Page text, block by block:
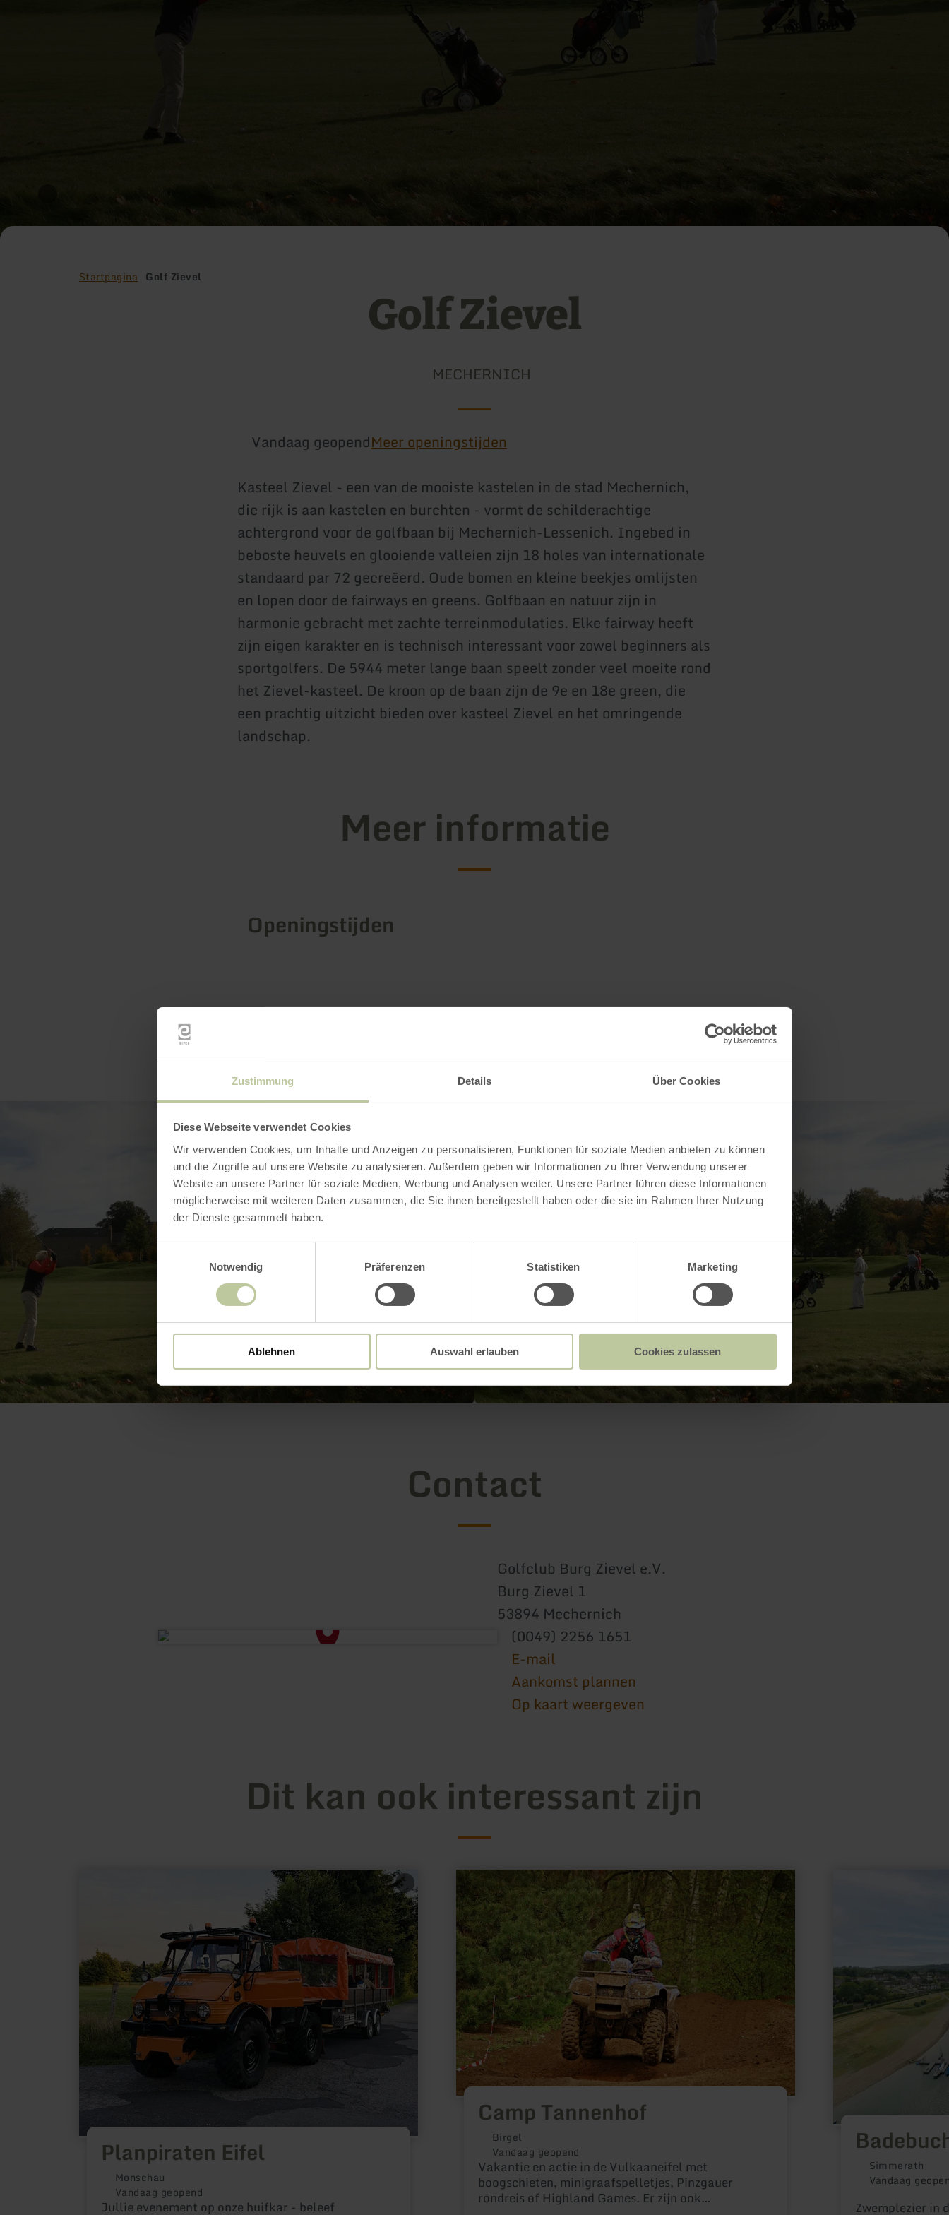
Zustimmung Details Über Cookies
Diese Webseite verwendet Cookies
Wir verwenden Cookies, um Inhalte und Anzeigen zu personalisieren, Funktionen für soziale Medien anbieten zu können
und die Zugriffe auf unsere Website zu analysieren. Außerdem geben wir Informationen zu Ihrer Verwendung unserer
Website an unsere Partner für soziale Medien, Werbung und Analysen weiter. Unsere Partner führen diese Informationen
möglicherweise mit weiteren Daten zusammen, die Sie ihnen bereitgestellt haben oder die sie im Rahmen Ihrer Nutzung
der Dienste gesammelt haben.
Notwendig
Präferenzen Statistiken Marketing
Ablehnen Auswahl erlauben Cookies zulassen
Startpagina Golf Zievel
Golf Zievel
MECHERNICH
Vandaag geopendMeer openingstijden
Kasteel Zievel - een van de mooiste kastelen in de stad Mechernich,
die rijk is aan kastelen en burchten - vormt de schilderachtige
achtergrond voor de golfbaan bij Mechernich-Lessenich. Ingebed in
beboste heuvels en glooiende valleien zijn 18 holes van internationale
standaard par 72 gecreëerd. Oude bomen en kleine beekjes omlijsten
en lopen door de fairways en greens. Golfbaan en natuur zijn in
harmonie gebracht met zachte terreinmodulaties. Elke fairway heeft
zijn eigen karakter en is technisch interessant voor zowel beginners als
sportgolfers. De 5944 meter lange baan speelt zonder veel moeite rond
het Zievel-kasteel. De kroon op de baan zijn de 9e en 18e green, die
een prachtig uitzicht bieden over kasteel Zievel en het omringende
landschap.
Meer informatie
Openingstijden
Impressies
Contact
Golfclub Burg Zievel e.V.
Burg Zievel 1
53894 Mechernich
(0049) 2256 1651
E-mail
Aankomst plannen
Op kaart weergeven
Dit kan ook interessant zijn
Planpiraten Eifel
Monschau
Vandaag geopend
Jullie evenement op onze huifkar - beleef
Camp Tannenhof
Birgel
Vandaag geopend
Vakantie en actie in de Vulkaaneifel met
boogschieten, minigraafspelletjes, Pinzgauer
rondreis of Highland Games. Er zijn ook
meer
informatie
over:
Camp
Tannenhof
Simmerath
Vandaag
Zwemplezier in